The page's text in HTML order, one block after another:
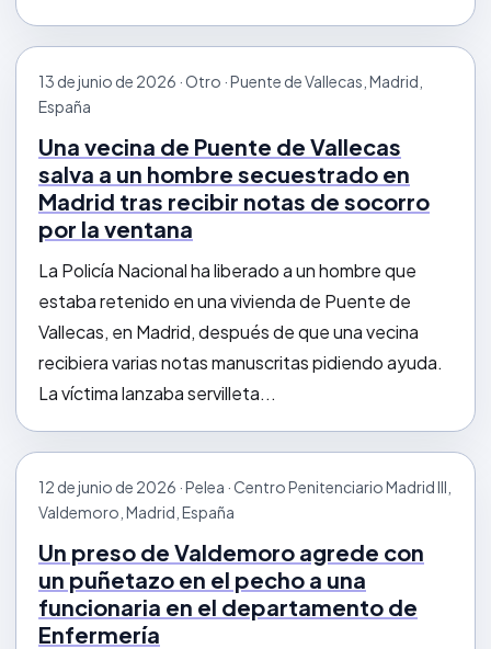
13 de junio de 2026 · Otro · Puente de Vallecas, Madrid,
España
Una vecina de Puente de Vallecas
salva a un hombre secuestrado en
Madrid tras recibir notas de socorro
por la ventana
La Policía Nacional ha liberado a un hombre que
estaba retenido en una vivienda de Puente de
Vallecas, en Madrid, después de que una vecina
recibiera varias notas manuscritas pidiendo ayuda.
La víctima lanzaba servilleta...
12 de junio de 2026 · Pelea · Centro Penitenciario Madrid III,
Valdemoro, Madrid, España
Un preso de Valdemoro agrede con
un puñetazo en el pecho a una
funcionaria en el departamento de
Enfermería